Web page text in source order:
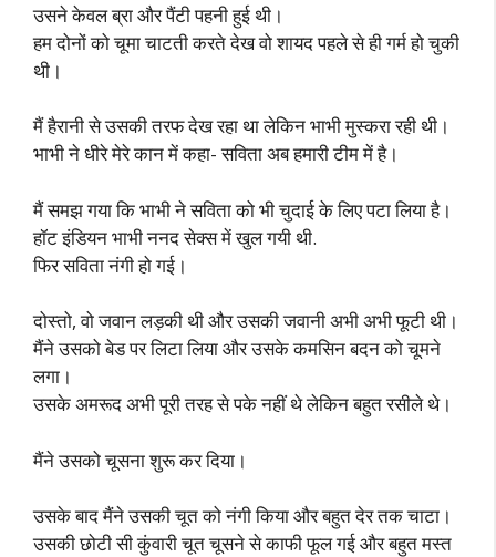
उसने केवल ब्रा और पैंटी पहनी हुई थी।
हम दोनों को चूमा चाटती करते देख वो शायद पहले से ही गर्म हो चुकी
थी।
मैं हैरानी से उसकी तरफ देख रहा था लेकिन भाभी मुस्करा रही थी।
भाभी ने धीरे मेरे कान में कहा- सविता अब हमारी टीम में है।
मैं समझ गया कि भाभी ने सविता को भी चुदाई के लिए पटा लिया है।
हॉट इंडियन भाभी ननद सेक्स में खुल गयी थी.
फिर सविता नंगी हो गई।
दोस्तो, वो जवान लड़की थी और उसकी जवानी अभी अभी फूटी थी।
मैंने उसको बेड पर लिटा लिया और उसके कमसिन बदन को चूमने
लगा।
उसके अमरूद अभी पूरी तरह से पके नहीं थे लेकिन बहुत रसीले थे।
मैंने उसको चूसना शुरू कर दिया।
उसके बाद मैंने उसकी चूत को नंगी किया और बहुत देर तक चाटा।
उसकी छोटी सी कुंवारी चूत चूसने से काफी फूल गई और बहुत मस्त